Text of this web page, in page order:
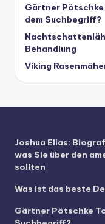
Gärtner
dem Suchbegriff?
Behandlung
Viking
Joshua Elias:
was Sie über den
sollten
Was ist das beste
Gärtner Pötschke